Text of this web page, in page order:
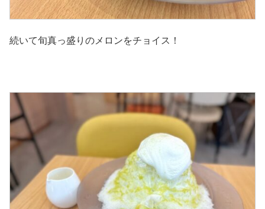
続いて旬真っ盛りのメロンをチョイス！